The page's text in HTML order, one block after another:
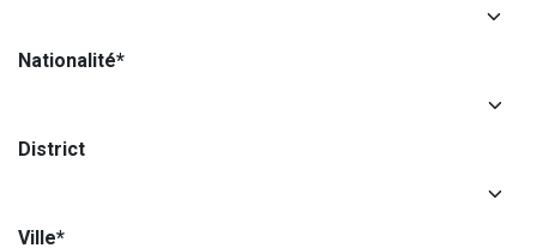
Nationalité*
District
Ville*